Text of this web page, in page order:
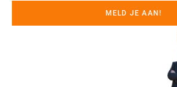
MELD JE AAN!